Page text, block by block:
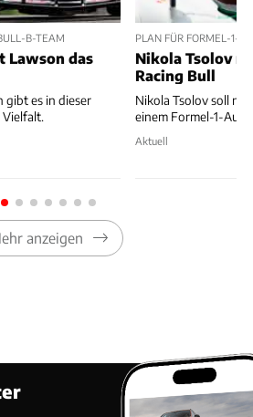
B-TEAM
Lawson das
gibt es in dieser
PLAN FÜR FORMEL-1-
Nikola Tsolov
Racing Bull
Nikola Tsolov soll
einem Formel-1-
Aktuell
anzeigen